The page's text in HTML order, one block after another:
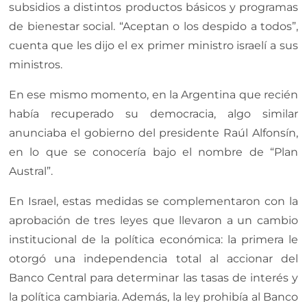
subsidios a distintos productos básicos y programas
de bienestar social. “Aceptan o los despido a todos”,
cuenta que les dijo el ex primer ministro israelí a sus
ministros.
En ese mismo momento, en la Argentina que recién
había recuperado su democracia, algo similar
anunciaba el gobierno del presidente Raúl Alfonsín,
en lo que se conocería bajo el nombre de “Plan
Austral”.
En Israel, estas medidas se complementaron con la
aprobación de tres leyes que llevaron a un cambio
institucional de la política económica: la primera le
otorgó una independencia total al accionar del
Banco Central para determinar las tasas de interés y
la política cambiaria. Además, la ley prohibía al Banco